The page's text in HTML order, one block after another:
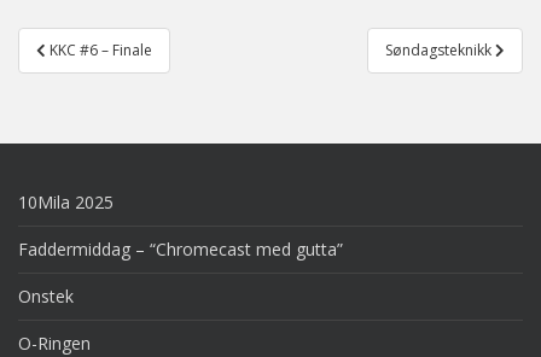
Post
navigation
KKC #6 – Finale Søndagsteknikk
10Mila 2025
Faddermiddag – “Chromecast med gutta”
Onstek
O-Ringen